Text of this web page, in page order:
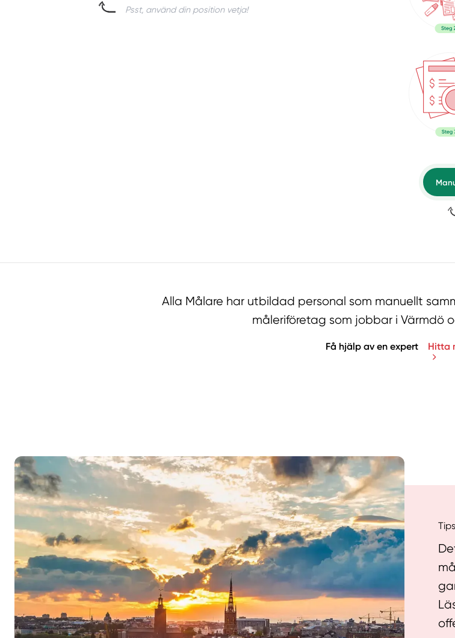
Psst, använd din position vetja!
Alla Målare har utbildad personal som manuellt
måleriföretag som jobbar i Värmdö
Få hjälp av en expert Hitta